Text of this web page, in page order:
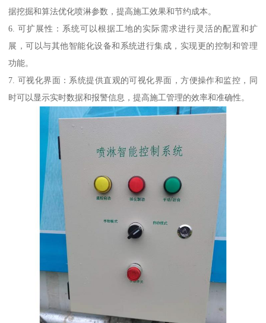
据挖掘和算法优化喷淋参数，提高施工效果和节约成本。
6. 可扩展性：系统可以根据工地的实际需求进行灵活的配置和扩
展，可以与其他智能化设备和系统进行集成，实现更的控制和管理
功能。
7. 可视化界面：系统提供直观的可视化界面，方便操作和监控，同
时可以显示实时数据和报警信息，提高施工管理的效率和准确性。